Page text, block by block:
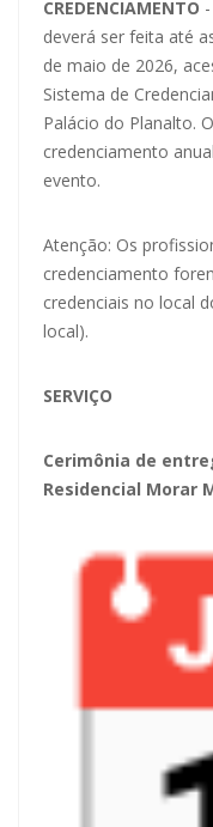
CREDENCIAMENTO
deverá ser feita até
de maio de 2026,
Sistema de
Palácio do Planalto.
credenciamento
evento.
Atenção: Os
credenciamento
credenciais no local
local).
SERVIÇO
Cerimônia de
Residencial Morar